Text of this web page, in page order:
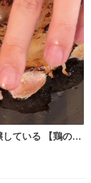
【鶏のた
だきます 夏に